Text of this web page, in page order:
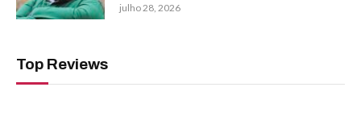
julho 28, 2026
Top Reviews